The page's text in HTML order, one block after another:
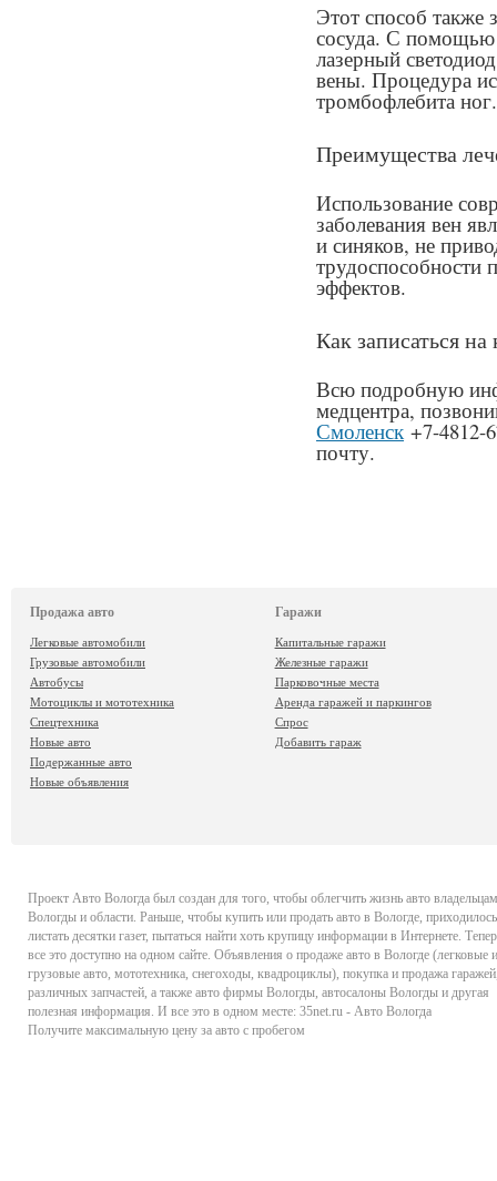
Этот способ также
сосуда. С помощью
лазерный
вены. Процедура
тромбофлебита ног.
Преимущества
Использование
заболевания вен
и синяков, не
трудоспособности
эффектов.
Как записаться
Всю подробную
медцентра,
Смоленск +7-4812-
почту.
Продажа авто
Легковые автомобили
Грузовые автомобили
Автобусы
Мотоциклы и мототехника
Спецтехника
Новые авто
Подержанные авто
Новые объявления
Гаражи
Капитальные гаражи
Железные гаражи
Парковочные места
Аренда гаражей и паркингов
Спрос
Добавить гараж
Проект Авто Вологда был создан для того, чтобы облегчить жизнь авто владельцам
Вологды и области. Раньше, чтобы купить или продать авто в Вологде, приходилось
листать десятки газет, пытаться найти хоть крупицу информации в Интернете.
все это доступно на одном сайте. Объявления о продаже авто в Вологде (легковые и
грузовые авто, мототехника, снегоходы, квадроциклы), покупка и продажа
различных запчастей, а также авто фирмы Вологды, автосалоны Вологды и другая
полезная информация. И все это в одном месте: 35net.ru - Авто Вологда
Получите максимальную цену за авто с пробегом